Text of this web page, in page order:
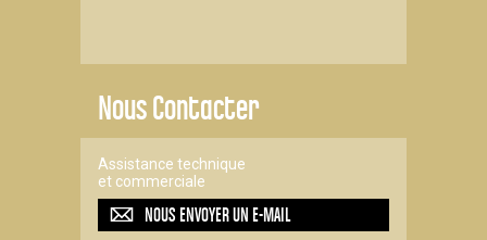
Nous Contacter
Assistance technique
et commerciale
NOUS ENVOYER UNE-MAIL